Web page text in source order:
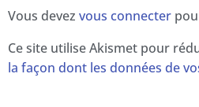
Vous devez vous connecter
Ce site utilise Akismet pour
la façon dont les données de